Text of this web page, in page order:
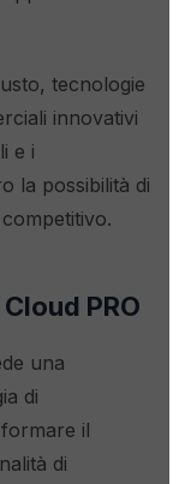
tecnologie
innovativi
e i
la possibilità di
PRO
una
di
il
di